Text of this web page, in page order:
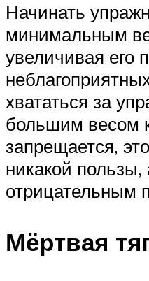
Начинать
минимальным
увеличивая его
хвататься за
большим весом
запрещается,
никакой пользы,
отрицательным
Мёртвая